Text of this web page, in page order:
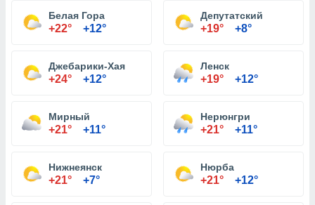
Белая Гора
+22° +12°
Депутатский
+19° +8°
Джебарики-Хая
+24° +12°
Ленск
+19° +12°
Мирный
+21° +11°
Нерюнгри
+21° +11°
Нижнеянск
+21° +7°
Нюрба
+21° +12°